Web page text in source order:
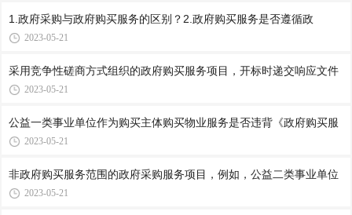
1.政府采购与政府购买服务的区别？2.政府购买服务是否遵循政
2023-05-21
采用竞争性磋商方式组织的政府购买服务项目，开标时递交响应文件
2023-05-21
公益一类事业单位作为购买主体购买物业服务是否违背《政府购买服
2023-05-21
非政府购买服务范围的政府采购服务项目，例如，公益二类事业单位
2023-05-21